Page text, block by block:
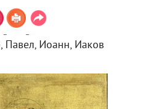
Павел, Иоанн, Иаков